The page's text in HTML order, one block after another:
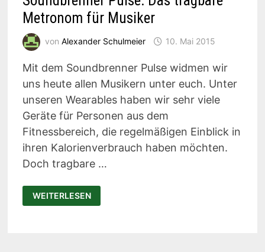
Metronom für Musiker
von Alexander Schulmeier 10. Mai 2015
Mit dem Soundbrenner Pulse widmen wir
uns heute allen Musikern unter euch. Unter
unseren Wearables haben wir sehr viele
Geräte für Personen aus dem
Fitnessbereich, die regelmäßigen Einblick in
ihren Kalorienverbrauch haben möchten.
Doch tragbare …
SOUNDBRENNER
PULSE:
DAS
WEITERLESEN